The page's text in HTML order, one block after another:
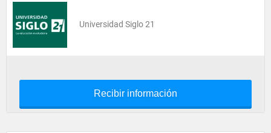
Universidad Siglo 21
Recibir información